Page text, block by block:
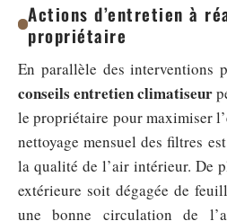
Actions d’entretien à
propriétaire
En parallèle des interventions
conseils entretien climatiseur
le propriétaire pour maximiser
nettoyage mensuel des filtres
la qualité de l’air intérieur. De
extérieure soit dégagée de
une bonne circulation de